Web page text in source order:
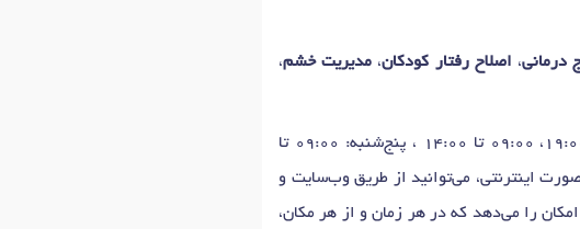
درمانی، اصلاح رفتار کودکان، مدیریت خشم،
روزهای حضور شنبه تا سه‌شنبه: 16:00 تا 19:00، 09:00 تا 14:00 ، چهارشنبه: 15:00 تا 19:00، 09:00 تا 14:00 ، پنج‌شنبه: 09:00 تا
اینترنتی، می‌توانید از طریق وب‌سایت و
را می‌دهد که در هر زمان و از هر مکان،